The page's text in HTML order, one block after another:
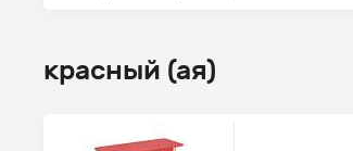
красный (ая)